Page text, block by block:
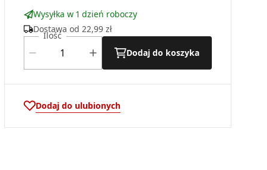
Wysyłka w 1 dzień roboczy
Dostawa od 22,99 zł
Ilość
Dodaj do koszyka
Dodaj do ulubionych